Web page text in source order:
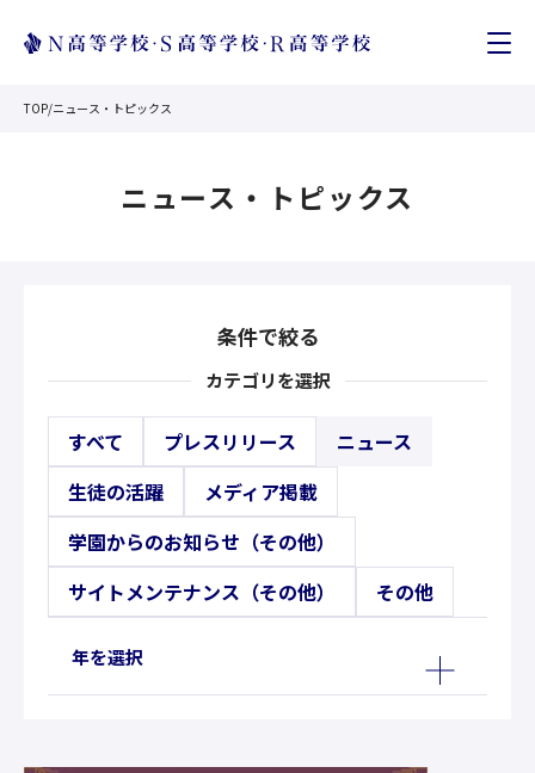
TOP/ニュース・トピックス
ニュース・トピックス
条件で絞る
カテゴリを選択
すべて プレスリリース
ニュース
生徒の活躍
メディア掲載
学園からのお知らせ（その他）
サイトメンテナンス（その他）
その他
年を選択